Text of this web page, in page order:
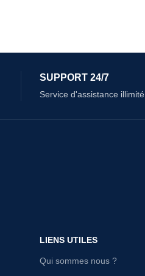
SUPPORT 24/7
Service d'assistance illimité
LIENS UTILES
Qui sommes nous ?